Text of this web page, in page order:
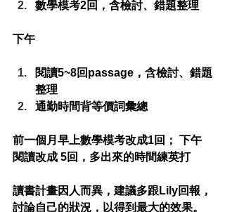
數學模考2回，含檢討、錯題整理
下午
閱讀5~8回passage，含檢討、錯題
整理
通勤時間背等價詞彙總
前一個月早上數學模考改成1回； 下午
閱讀改成 5回，多出來的時間練英打
讀書計畫因人而異，建議多跟Lily回報，
討論自己的狀況，以得到最大的效果。